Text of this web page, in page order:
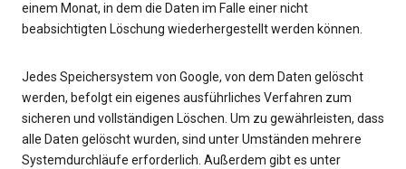
einem Monat, in dem die Daten im Falle einer nicht
beabsichtigten Löschung wiederhergestellt werden können.
Jedes Speichersystem von Google, von dem Daten gelöscht
werden, befolgt ein eigenes ausführliches Verfahren zum
sicheren und vollständigen Löschen. Um zu gewährleisten, dass
alle Daten gelöscht wurden, sind unter Umständen mehrere
Systemdurchläufe erforderlich. Außerdem gibt es unter